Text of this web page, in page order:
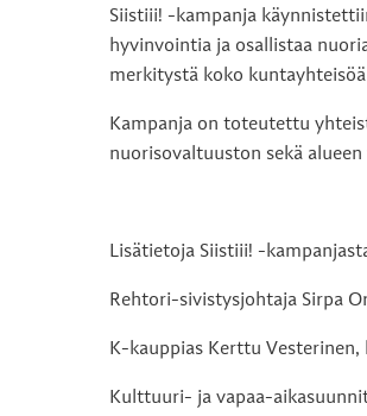
Siistiii! -kampanja
hyvinvointia ja osallistaa
merkitystä koko
Kampanja on toteutettu
nuorisovaltuuston sekä
Lisätietoja Siistiii! -
Rehtori-sivistysjohtaja Sirpa
K-kauppias Kerttu
Kulttuuri- ja vapaa-